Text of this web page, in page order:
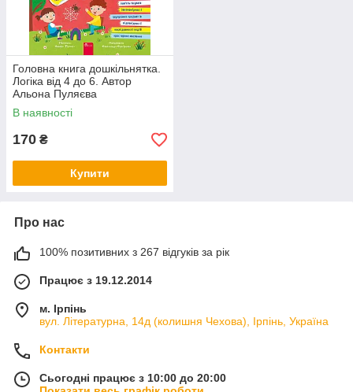
Головна книга дошкільнятка.
Логіка від 4 до 6. Автор
Альона Пуляєва
В наявності
170 ₴
Купити
Про нас
100% позитивних з 267 відгуків за рік
Працює з 19.12.2014
м. Ірпінь
вул. Літературна, 14д (колишня Чехова), Ірпінь, Україна
Контакти
Сьогодні працює з 10:00 до 20:00